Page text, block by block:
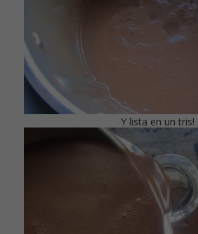
Y lista en un tris!